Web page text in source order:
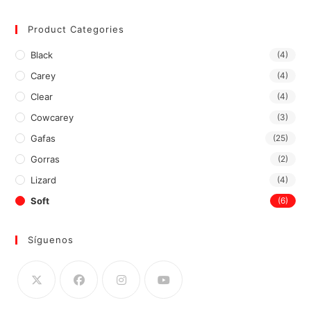
Product Categories
Black (4)
Carey (4)
Clear (4)
Cowcarey (3)
Gafas (25)
Gorras (2)
Lizard (4)
Soft (6)
Síguenos